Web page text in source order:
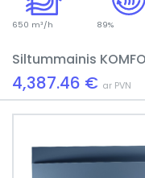
89%
650 m³/h
Siltummainis
4,387.46 € ar PVN